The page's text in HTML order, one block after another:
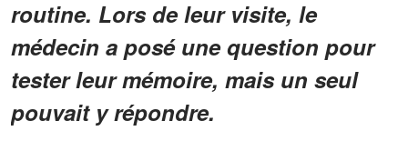
routine. Lors de leur visite, le
médecin a posé une question pour
tester leur mémoire, mais un seul
pouvait y répondre.